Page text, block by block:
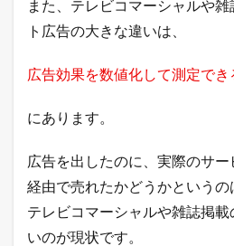
グ
ン
）
新
聞
広
と
ネ
また、テレビコマーシャルや
ト広告の大きな違いは、
広告効果を数値化して測定でき
にあります。
広告を出したのに、実際のサ
経由で売れたかどうかというの
テレビコマーシャルや雑誌掲
いのが現状です。